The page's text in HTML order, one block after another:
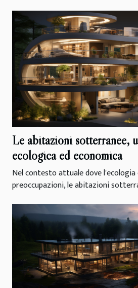
Le abitazioni sotterranee,
ecologica ed economica
Nel contesto attuale dove l'ecologia
preoccupazioni, le abitazioni